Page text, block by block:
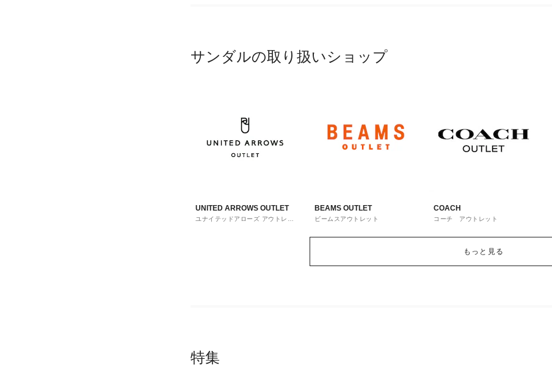
サンダルの取り扱いショップ
UNITED ARROWS OUTLET
ユナイテッドアローズ アウトレッ
BEAMS OUTLET
ビームスアウトレット
COACH
コーチ アウトレット
もっと見る
特集